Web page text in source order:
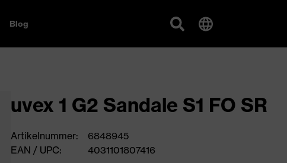
Blog
uvex 1 G2 Sandale S1 FO SR
Artikelnummer:
6848945
EAN / UPC:
4031101807416